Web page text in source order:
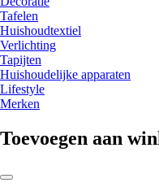
Tafelen
Huishoudtextiel
Verlichting
Tapijten
Huishoudelijke apparaten
Lifestyle
Merken
Toevoegen aan